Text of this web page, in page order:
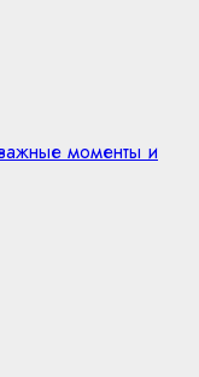
моменты и